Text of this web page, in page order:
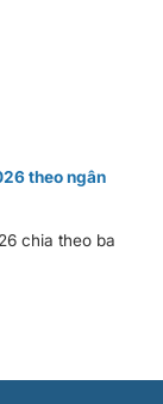
theo ngân
chia theo ba